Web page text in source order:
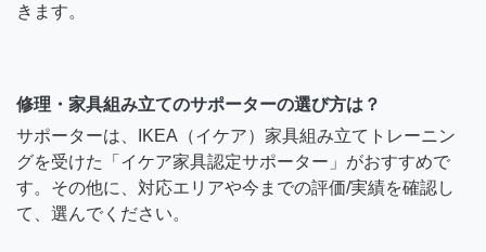
きます。
修理・家具組み立てのサポーターの選び方は？
サポーターは、IKEA（イケア）家具組み立てトレーニン
グを受けた「イケア家具認定サポーター」がおすすめで
す。その他に、対応エリアや今までの評価/実績を確認し
て、選んでください。